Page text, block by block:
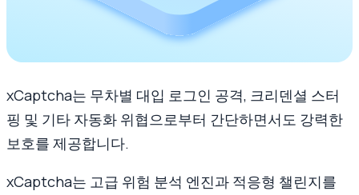
xCaptcha는 무차별 대입 로그인 공격, 크리덴셜 스터
핑 및 기타 자동화 위협으로부터 간단하면서도 강력한
보호를 제공합니다.
xCaptcha는 고급 위험 분석 엔진과 적응형 챌린지를